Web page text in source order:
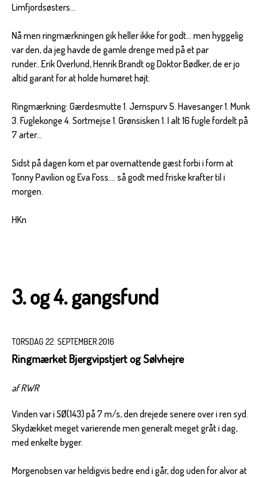
Limfjordsøsters...
Nå men ringmærkningen gik heller ikke for godt... men hyggelig
var den, da jeg havde de gamle drenge med på et par
runder...Erik Overlund, Henrik Brandt og Doktor Bødker, de er jo
altid garant for at holde humøret højt.
Ringmærkning: Gærdesmutte 1. Jernspurv 5. Havesanger 1. Munk
3. Fuglekonge 4. Sortmejse 1. Grønsisken 1. I alt 16 fugle fordelt på
7 arter...
Sidst på dagen kom et par overnattende gæst forbi i form at
Tonny Pavilion og Eva Foss.... så godt med friske krafter til i
morgen.
HKn
3. og 4. gangsfund
TORSDAG 22. SEPTEMBER 2016
Ringmærket Bjergvipstjert og Sølvhejre
af RWR
Vinden var i SØ(143) på 7 m/s, den drejede senere over i ren syd.
Skydækket meget varierende men generalt meget gråt i dag,
med enkelte byger.
Morgenobsen var heldigvis bedre end i går, dog uden for alvor at